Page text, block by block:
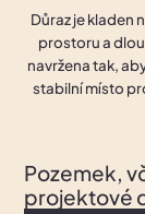
Důraz je kladen
prostoru a
navržena tak,
stabilní místo
Pozemek,
projektové